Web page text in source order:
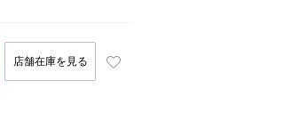
店舗在庫を見る